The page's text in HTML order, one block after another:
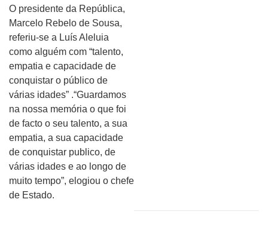
O presidente da República,
Marcelo Rebelo de Sousa,
referiu-se a Luís Aleluia
como alguém com “talento,
empatia e capacidade de
conquistar o público de
várias idades” .“Guardamos
na nossa memória o que foi
de facto o seu talento, a sua
empatia, a sua capacidade
de conquistar publico, de
várias idades e ao longo de
muito tempo”, elogiou o chefe
de Estado.